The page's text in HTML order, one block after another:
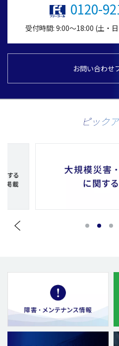
0120-
受付時間: 9:00～18:00 (土・
お問い合わせ
ピック